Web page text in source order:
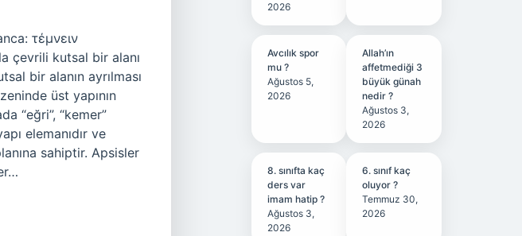
τέμνειν
çevrili kutsal bir alanı
bir alanın ayrılması
üst yapının
“eğri”, “kemer”
elemanıdır ve
sahiptir. Apsisler
2026
Avcılık spor
mu ?
Ağustos 5,
2026
Allah’ın
affetmediği 3
büyük günah
nedir ?
Ağustos 3,
2026
8. sınıfta kaç
ders var
imam hatip ?
Ağustos 3,
2026
6. sınıf kaç
oluyor ?
Temmuz 30,
2026